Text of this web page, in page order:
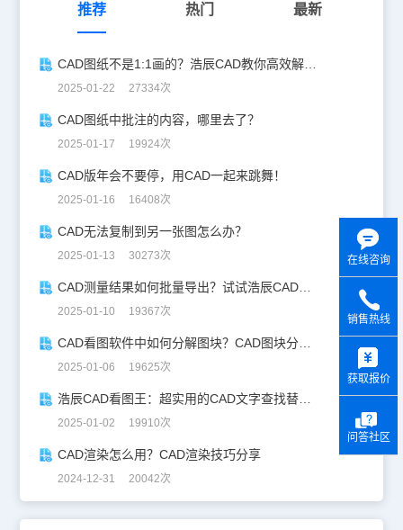
推荐 热门 最新
CAD图纸不是1:1画的？浩辰CAD教你高效解决！
2025-01-22 27334次
CAD图纸中批注的内容，哪里去了？
2025-01-17 19924次
CAD版年会不要停，用CAD一起来跳舞！
2025-01-16 16408次
CAD无法复制到另一张图怎么办？
2025-01-13 30273次
CAD测量结果如何批量导出？试试浩辰CAD看图王！
2025-01-10 19367次
CAD看图软件中如何分解图块？CAD图块分解详解！
2025-01-06 19625次
浩辰CAD看图王：超实用的CAD文字查找替换技巧分享！
2025-01-02 19910次
CAD渲染怎么用？CAD渲染技巧分享
2024-12-31 20042次
在线咨询
销售热线
获取报价
问答社区